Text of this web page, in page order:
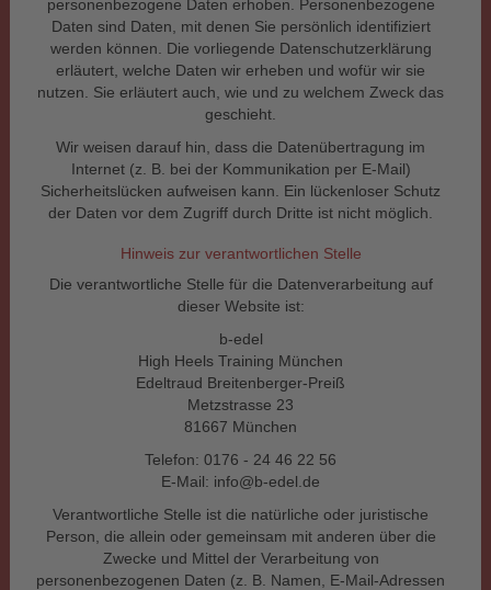
personenbezogene Daten erhoben. Personenbezogene
Daten sind Daten, mit denen Sie persönlich identifiziert
werden können. Die vorliegende Datenschutzerklärung
erläutert, welche Daten wir erheben und wofür wir sie
nutzen. Sie erläutert auch, wie und zu welchem Zweck das
geschieht.
Wir weisen darauf hin, dass die Datenübertragung im
Internet (z. B. bei der Kommunikation per E-Mail)
Sicherheitslücken aufweisen kann. Ein lückenloser Schutz
der Daten vor dem Zugriff durch Dritte ist nicht möglich.
Hinweis zur verantwortlichen Stelle
Die verantwortliche Stelle für die Datenverarbeitung auf
dieser Website ist:
b-edel
High Heels Training München
Edeltraud Breitenberger-Preiß
Metzstrasse 23
81667 München
Telefon: 0176 - 24 46 22 56
E-Mail: info@b-edel.de
Verantwortliche Stelle ist die natürliche oder juristische
Person, die allein oder gemeinsam mit anderen über die
Zwecke und Mittel der Verarbeitung von
personenbezogenen Daten (z. B. Namen, E-Mail-Adressen